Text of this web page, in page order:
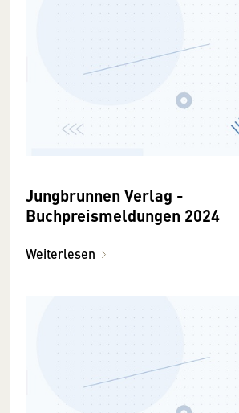
Jungbrunnen Verlag -
Buchpreismeldungen 2024
Weiterlesen